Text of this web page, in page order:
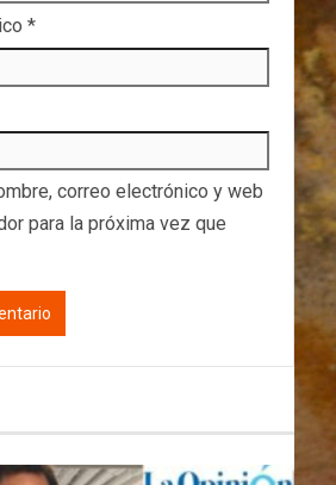
*
correo electrónico y web
para la próxima vez que